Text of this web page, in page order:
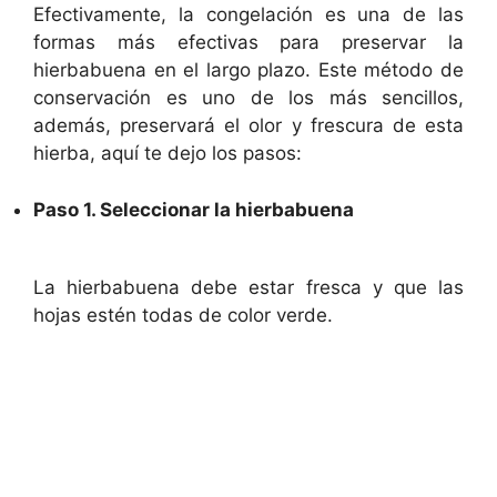
i
d
e
Efectivamente, la congelación es una de las
formas más efectivas para preservar la
hierbabuena en el largo plazo. Este método de
conservación es uno de los más sencillos,
además, preservará el olor y frescura de esta
hierba, aquí te dejo los pasos:
Paso 1. Seleccionar la hierbabuena
La hierbabuena debe estar fresca y que las
hojas estén todas de color verde.